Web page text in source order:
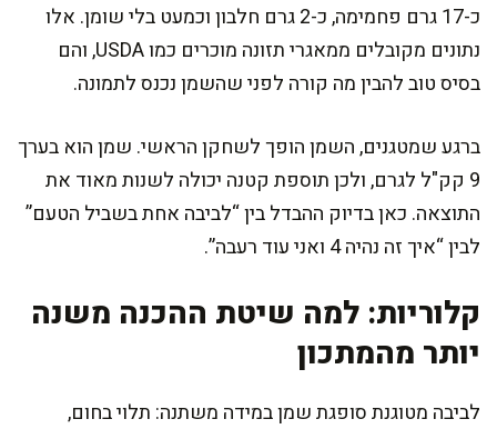
כ-17 גרם פחמימה, כ-2 גרם חלבון וכמעט בלי שומן. אלו
נתונים מקובלים ממאגרי תזונה מוכרים כמו USDA, והם
בסיס טוב להבין מה קורה לפני שהשמן נכנס לתמונה.
ברגע שמטגנים, השמן הופך לשחקן הראשי. שמן הוא בערך
9 קק"ל לגרם, ולכן תוספת קטנה יכולה לשנות מאוד את
התוצאה. כאן בדיוק ההבדל בין “לביבה אחת בשביל הטעם”
לבין “איך זה נהיה 4 ואני עוד רעבה”.
קלוריות: למה שיטת ההכנה משנה
יותר מהמתכון
לביבה מטוגנת סופגת שמן במידה משתנה: תלוי בחום,